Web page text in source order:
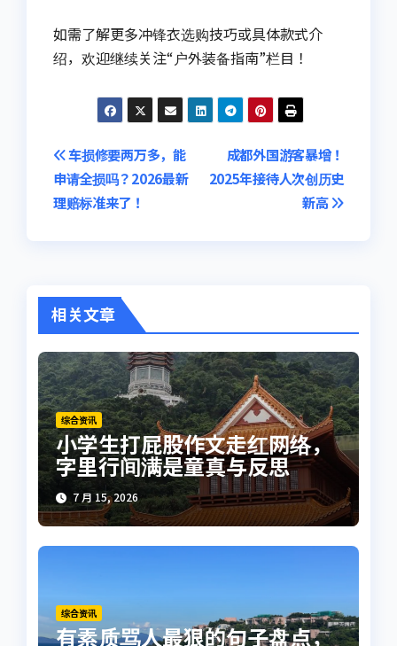
如需了解更多冲锋衣选购技巧或具体款式介
绍，欢迎继续关注“户外装备指南”栏目！
文
章
成都外国游客暴增！
2025年接待人次创历史
新高
车损修要两万多，能
申请全损吗？2026最新
理赔标准来了！
相关文章
综合资讯
小学生打屁股作文走红网络，
字里行间满是童真与反思
7 月 15, 2026
综合资讯
有素质骂人最狠的句子盘点，